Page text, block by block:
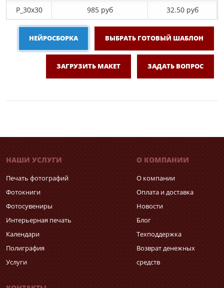
P_30х30
985 руб 32.50 руб
НЕЙРОСБОРКА ВЫБРАТЬ ГОТОВЫЙ ШАБЛОН
ЗАГРУЗИТЬ МАКЕТ ЗАДАТЬ ВОПРОС
НАШИ УСЛУГИ
Печать фотографий
Фотокниги
Фотосувениры
Интерьерная печать
Календари
Полиграфия
Услуги
О КОМПАНИИ
О компании
Оплата и доставка
Новости
Блог
Техподдержка
Возврат денежных
средств